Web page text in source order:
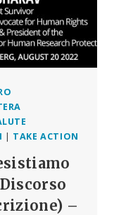
| TAKE ACTION
–